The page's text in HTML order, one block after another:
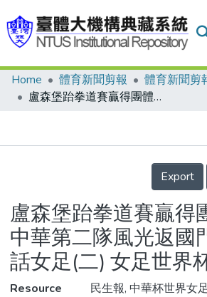
Communities & Collections
Statistics
Home 體育新聞剪報
體育新聞剪
盧森堡跆拳道賽贏得團體總冠軍 中華第二隊風光返國門/風雲際會話女足(二) 女足世界杯勢在必行
Details
Export
盧森堡跆拳道賽贏得
中華第二隊風光返國
話女足(二) 女足世界
Resource
民生報, 中華杯世界女